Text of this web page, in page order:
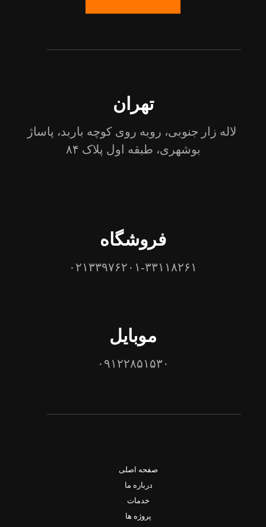
تهران
لاله زار جنوبی، روبه روی کوچه باربد، پاساژ
بوشهری، طبقه اول پلاک ۸۴
فروشگاه
۰۲۱۳۳۹۷۶۲۰۱-۳۳۱۱۸۲۶۱
موبایل
۰۹۱۲۲۸۵۱۵۳۰
صفحه اصلی
درباره ما
خدمات
پروژه ها